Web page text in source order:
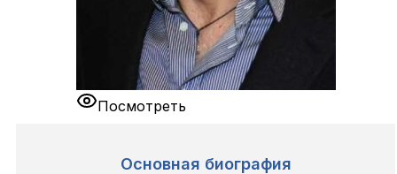
Посмотреть
Основная биография